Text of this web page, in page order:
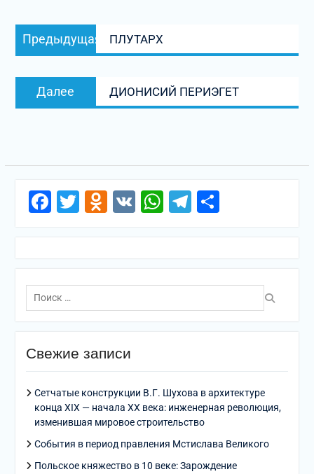
Навигация
по
Предыдущая
запись:
ПЛУТАРХ
Далее
запись:
ДИОНИСИЙ ПЕРИЭГЕТ
Facebook
Twitter
Odnoklassniki
VKWhatsApp
Telegram
Поиск
по:
Свежие записи
Сетчатые конструкции В.Г. Шухова в архитектуре
конца XIX — начала XX века: инженерная революция,
изменившая мировое строительство
События в период правления Мстислава Великого
Польское княжество в 10 веке: Зарождение